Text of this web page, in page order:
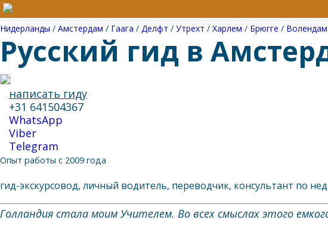
Нидерланды / Амстердам / Гаага / Делфт / Утрехт / Харлем / Брюгге / Волендам
Русский гид в
написать гиду
+31 641504367
WhatsApp
Viber
Telegram
Опыт работы с 2009 года
гид-экскурсовод, личный водитель, переводчик, консультант по
Голландия стала моим Учителем. Во всех смыслах этого